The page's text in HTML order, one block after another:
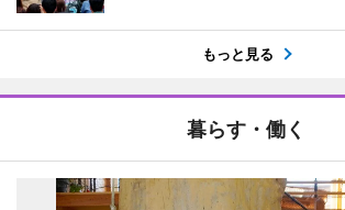
もっと見る
暮らす・働く